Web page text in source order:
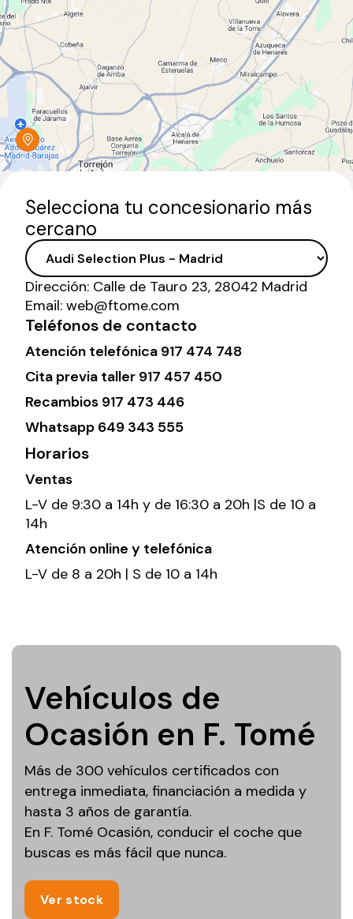
Selecciona tu concesionario más
cercano
Dirección: Calle de Tauro 23, 28042 Madrid
Email: web@ftome.com
Teléfonos de contacto
Atención telefónica 917 474 748
Cita previa taller 917 457 450
Recambios 917 473 446
Whatsapp 649 343 555
Horarios
Ventas
L-V de 9:30 a 14h y de 16:30 a 20h |S de 10 a
14h
Atención online y telefónica
L-V de 8 a 20h | S de 10 a 14h
Vehículos de
Ocasión en F. Tomé
Más de 300 vehículos certificados con
entrega inmediata, financiación a medida y
hasta 3 años de garantía.
En F. Tomé Ocasión, conducir el coche que
buscas es más fácil que nunca.
Ver stock